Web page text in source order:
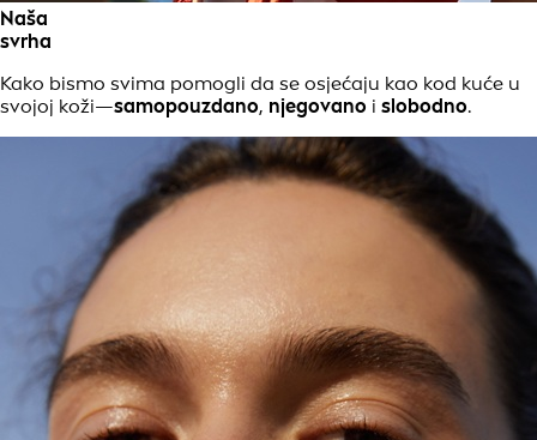
Naša
svrha
Kako bismo svima pomogli da se osjećaju kao kod kuće u
svojoj koži—samopouzdano, njegovano i slobodno.